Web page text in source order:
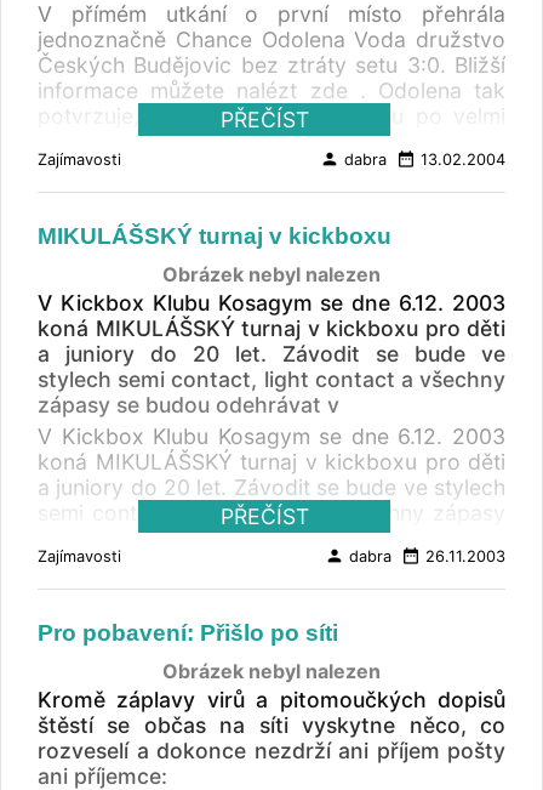
V přímém utkání o první místo přehrála
jednoznačně Chance Odolena Voda družstvo
Českých Budějovic bez ztráty setu 3:0. Bližší
informace můžete nalézt zde . Odolena tak
potvrzuje, že se dostává z útlumu po velmi
sporném rozhodnutí volejbalového svazu o
uzavření soupisek extraligových družstev z
konce loňského roku. BUS Portál doufá, že k
tomu mohlo přispět i prohloubení spolupráce
extraligového lídra s firmou ČSAD SVT Praha
s.r.o., když vedle působení jednatele
společnosti Vladimíra Kuthana na trenérském
postu u mládežnických družstev byla nově
uzavřena partnerská dohoda o podpoře
extraligového týmu.
PŘEČÍST
Zajímavosti person dabra date_range 13.02.2004
MIKULÁŠSKÝ turnaj v kickboxu
Obrázek nebyl nalezen
V Kickbox Klubu Kosagym se dne 6.12. 2003
koná MIKULÁŠSKÝ turnaj v kickboxu pro děti
a juniory do 20 let. Závodit se bude ve
stylech semi contact, light contact a všechny
zápasy se budou odehrávat v
V Kickbox Klubu Kosagym se dne 6.12. 2003
koná MIKULÁŠSKÝ turnaj v kickboxu pro děti
a juniory do 20 let. Závodit se bude ve stylech
semi contact, light contact a všechny zápasy
se budou odehrávat v boxerském ringu.
Srdečně Vás zveme na zajímavou podívanou,
kde mladí šampióni získají hezké poháry.
turnaje od 10 hod. Vstup a startovné zdrama.
Více o Kickbox Klubu Kosagym ( Na Špitálku 7,
Praha 8, Karlín), informace o kickboxu,
trenérech, rozvrhy cvičení, fotografie: ZDE
PŘEČÍST
Zajímavosti person dabra date_range 26.11.2003
Pro pobavení: Přišlo po síti
Obrázek nebyl nalezen
Kromě záplavy virů a pitomoučkých dopisů
štěstí se občas na síti vyskytne něco, co
rozveselí a dokonce nezdrží ani příjem pošty
ani příjemce: